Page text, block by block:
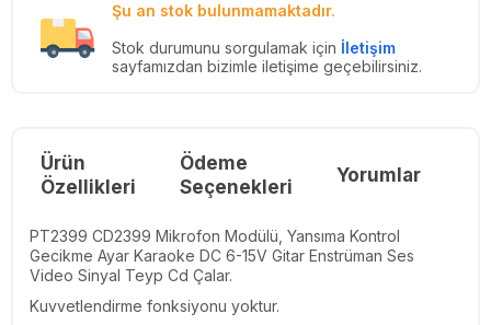
Şu an stok bulunmamaktadır.
Stok durumunu sorgulamak için İletişim
sayfamızdan bizimle iletişime geçebilirsiniz.
Ürün
Özellikleri
Ödeme
Seçenekleri
Yorumlar
PT2399 CD2399 Mikrofon Modülü, Yansıma Kontrol
Gecikme Ayar Karaoke DC 6-15V Gitar Enstrüman Ses
Video Sinyal Teyp Cd Çalar.
Kuvvetlendirme fonksiyonu yoktur.